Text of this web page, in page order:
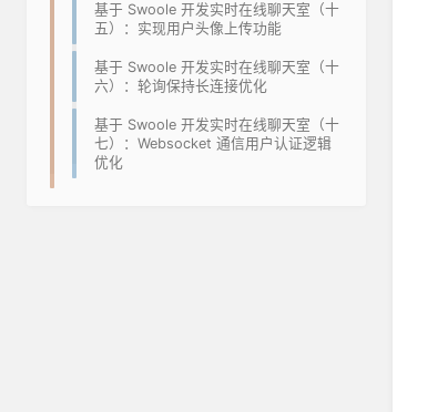
基于 Swoole 开发实时在线聊天室（十
五）：实现用户头像上传功能
基于 Swoole 开发实时在线聊天室（十
六）：轮询保持长连接优化
基于 Swoole 开发实时在线聊天室（十
七）：Websocket 通信用户认证逻辑
优化